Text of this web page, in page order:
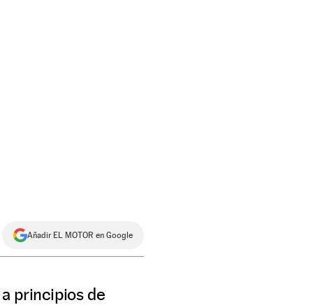
Añadir EL MOTOR en Google
principios de